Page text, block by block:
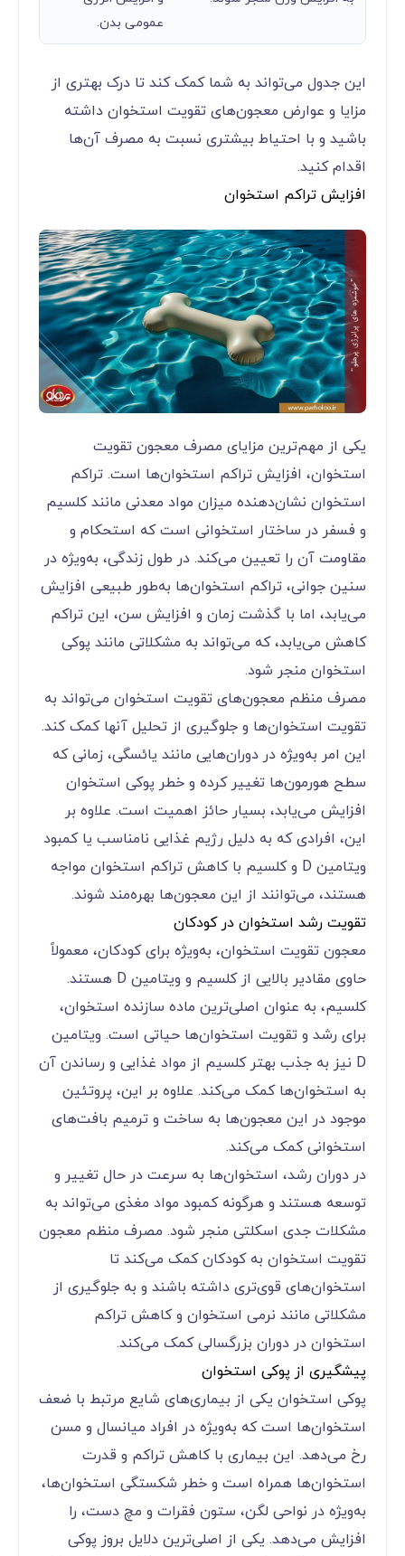
عمومی بدن.
این جدول می‌تواند به شما کمک کند تا درک بهتری از
مزایا و عوارض معجون‌های تقویت استخوان داشته
باشید و با احتیاط بیشتری نسبت به مصرف آن‌ها
اقدام کنید.
افزایش تراکم استخوان
یکی از مهم‌ترین مزایای مصرف معجون تقویت
استخوان، افزایش تراکم استخوان‌ها است. تراکم
استخوان نشان‌دهنده میزان مواد معدنی مانند کلسیم
و فسفر در ساختار استخوانی است که استحکام و
مقاومت آن را تعیین می‌کند. در طول زندگی، به‌ویژه در
سنین جوانی، تراکم استخوان‌ها به‌طور طبیعی افزایش
می‌یابد، اما با گذشت زمان و افزایش سن، این تراکم
کاهش می‌یابد، که می‌تواند به مشکلاتی مانند پوکی
استخوان منجر شود.
مصرف منظم معجون‌های تقویت استخوان می‌تواند به
تقویت استخوان‌ها و جلوگیری از تحلیل آنها کمک کند.
این امر به‌ویژه در دوران‌هایی مانند یائسگی، زمانی که
سطح هورمون‌ها تغییر کرده و خطر پوکی استخوان
افزایش می‌یابد، بسیار حائز اهمیت است. علاوه بر
این، افرادی که به دلیل رژیم غذایی نامناسب یا کمبود
ویتامین D و کلسیم با کاهش تراکم استخوان مواجه
هستند، می‌توانند از این معجون‌ها بهره‌مند شوند.
تقویت رشد استخوان در کودکان
معجون‌ تقویت استخوان، به‌ویژه برای کودکان، معمولاً
حاوی مقادیر بالایی از کلسیم و ویتامین D هستند.
کلسیم، به عنوان اصلی‌ترین ماده سازنده استخوان،
برای رشد و تقویت استخوان‌ها حیاتی است. ویتامین
D نیز به جذب بهتر کلسیم از مواد غذایی و رساندن آن
به استخوان‌ها کمک می‌کند. علاوه بر این، پروتئین
موجود در این معجون‌ها به ساخت و ترمیم بافت‌های
استخوانی کمک می‌کند.
در دوران رشد، استخوان‌ها به سرعت در حال تغییر و
توسعه هستند و هرگونه کمبود مواد مغذی می‌تواند به
مشکلات جدی اسکلتی منجر شود. مصرف منظم معجون‌
تقویت استخوان به کودکان کمک می‌کند تا
استخوان‌های قوی‌تری داشته باشند و به جلوگیری از
مشکلاتی مانند نرمی استخوان و کاهش تراکم
استخوان در دوران بزرگسالی کمک می‌کند.
پیشگیری از پوکی استخوان
پوکی استخوان یکی از بیماری‌های شایع مرتبط با ضعف
استخوان‌ها است که به‌ویژه در افراد میانسال و مسن
رخ می‌دهد. این بیماری با کاهش تراکم و قدرت
استخوان‌ها همراه است و خطر شکستگی استخوان‌ها،
به‌ویژه در نواحی لگن، ستون فقرات و مچ دست، را
افزایش می‌دهد. یکی از اصلی‌ترین دلایل بروز پوکی